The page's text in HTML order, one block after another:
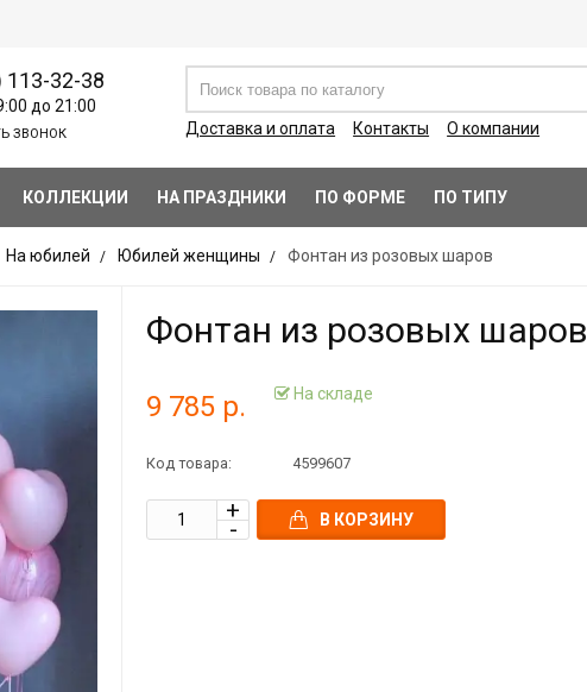
113-32-38
до 21:00
ЗВОНОК Доставка и оплата Контакты О компании
КОЛЛЕКЦИИ НА ПРАЗДНИКИ ПО ФОРМЕ ПО ТИПУ
На юбилей Юбилей женщины Фонтан из розовых шаров
Фонтан из розовых шаров
9 785 р. На складе
Код товара: 4599607
В КОРЗИНУ